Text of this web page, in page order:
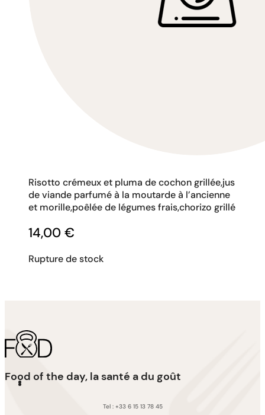
Risotto crémeux et pluma de cochon grillée,jus
de viande parfumé à la moutarde à l’ancienne
et morille,poêlée de légumes frais,chorizo grillé
14,00 €
Rupture de stock
Food of the day, la santé a du goût
Tel : +33 6 15 13 78 45